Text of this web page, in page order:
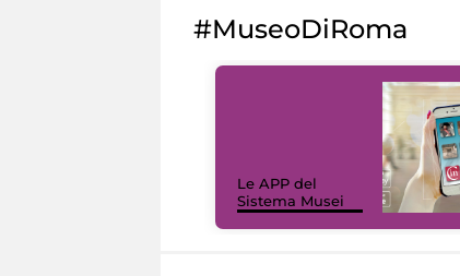
#MuseoDiRoma
Le APP del
Sistema Musei